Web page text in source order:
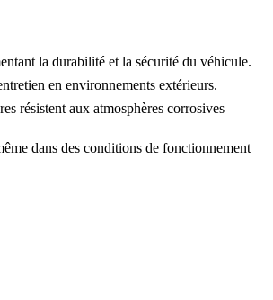
la durabilité et la sécurité du véhicule.
en environnements extérieurs.
résistent aux atmosphères corrosives
dans des conditions de fonctionnement